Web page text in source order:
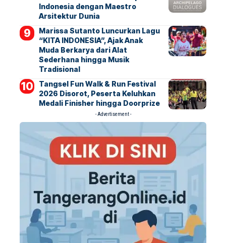
Indonesia dengan Maestro
Arsitektur Dunia
Marissa Sutanto Luncurkan Lagu
“KITA INDONESIA”, Ajak Anak
Muda Berkarya dari Alat
Sederhana hingga Musik
Tradisional
Tangsel Fun Walk & Run Festival
2026 Disorot, Peserta Keluhkan
Medali Finisher hingga Doorprize
- Advertisement -